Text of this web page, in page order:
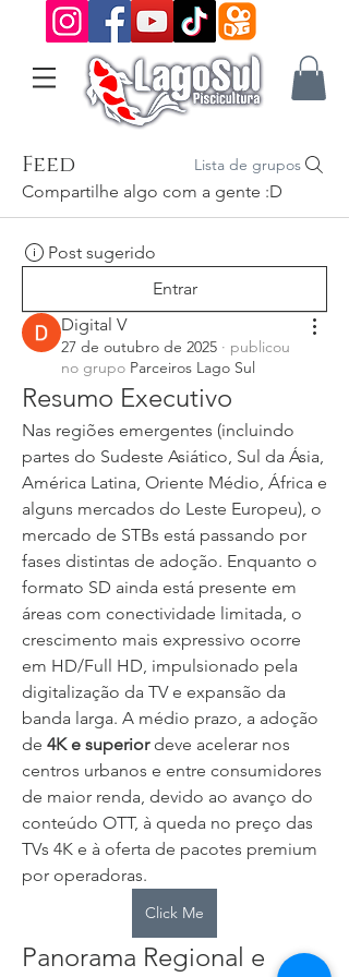
Feed Lista de grupos
Compartilhe algo com a gente :D
Post sugerido
Entrar
Digital V
27 de outubro de 2025 · publicou
no grupo Parceiros Lago Sul
Resumo Executivo
Nas regiões emergentes (incluindo
partes do Sudeste Asiático, Sul da Ásia,
América Latina, Oriente Médio, África e
alguns mercados do Leste Europeu), o
mercado de STBs está passando por
fases distintas de adoção. Enquanto o
formato SD ainda está presente em
áreas com conectividade limitada, o
crescimento mais expressivo ocorre
em HD/Full HD, impulsionado pela
digitalização da TV e expansão da
banda larga. A médio prazo, a adoção
de 4K e superior deve acelerar nos
centros urbanos e entre consumidores
de maior renda, devido ao avanço do
conteúdo OTT, à queda no preço das
TVs 4K e à oferta de pacotes premium
por operadoras.
Click Me
Panorama Regional e